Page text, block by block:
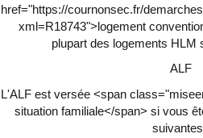
href="https://cournonsec.fr/
xml=R18743">logement
plupart des logements HLM
ALF
L'ALF est versée <span
situation familiale</span> si vous